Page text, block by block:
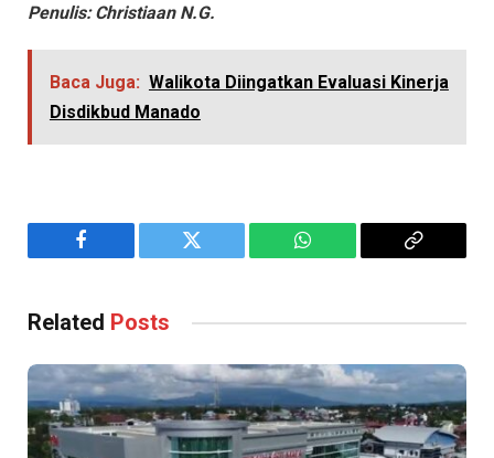
Penulis: Christiaan N.G.
Baca Juga: Walikota Diingatkan Evaluasi Kinerja
Disdikbud Manado
Facebook Twitter WhatsApp
Copy
Related Posts